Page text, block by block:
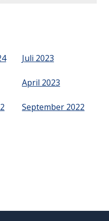
Juli 2023
April 2023
September 2022